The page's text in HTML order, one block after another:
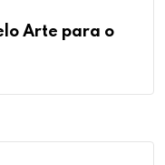
Arte para o